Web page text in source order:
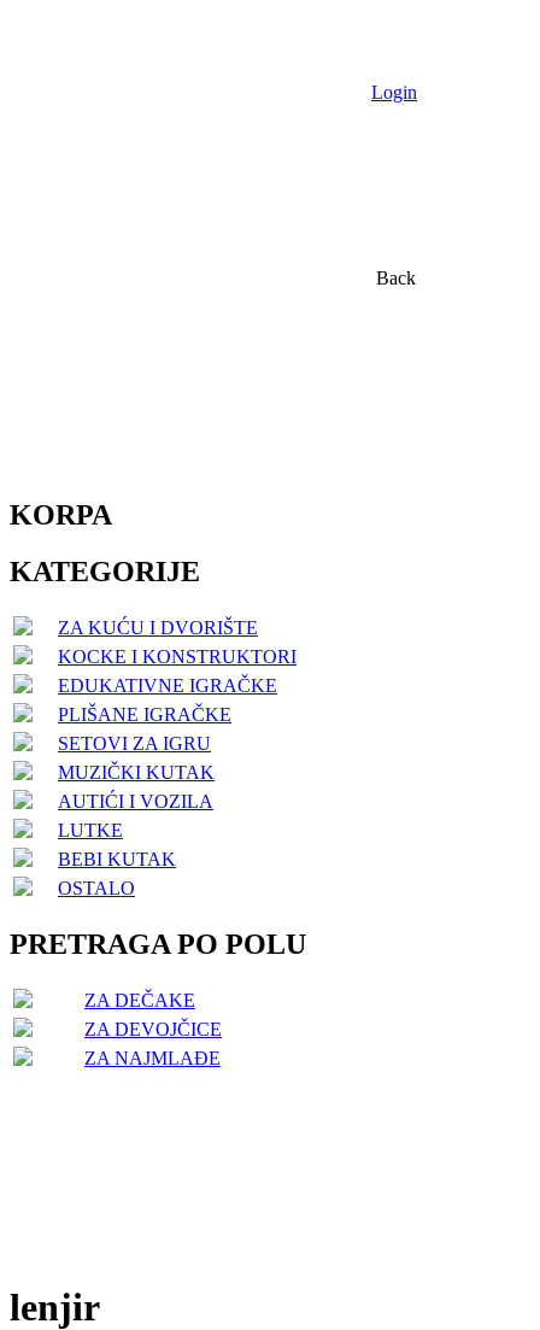
Login
Back
KORPA
KATEGORIJE
ZA KUĆU I DVORIŠTE
KOCKE I KONSTRUKTORI
EDUKATIVNE IGRAČKE
PLIŠANE IGRAČKE
SETOVI ZA IGRU
MUZIČKI KUTAK
AUTIĆI I VOZILA
LUTKE
BEBI KUTAK
OSTALO
PRETRAGA PO POLU
ZA DEČAKE
ZA DEVOJČICE
ZA NAJMLAĐE
lenjir